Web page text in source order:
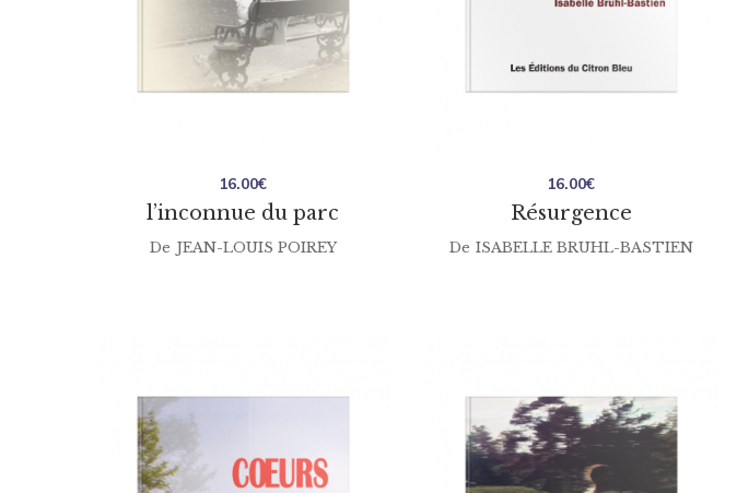
l’inconnue du parc
16.00€
De JEAN-LOUIS POIREY
Résurgence
16.00€
De ISABELLE BRUHL-BASTIEN